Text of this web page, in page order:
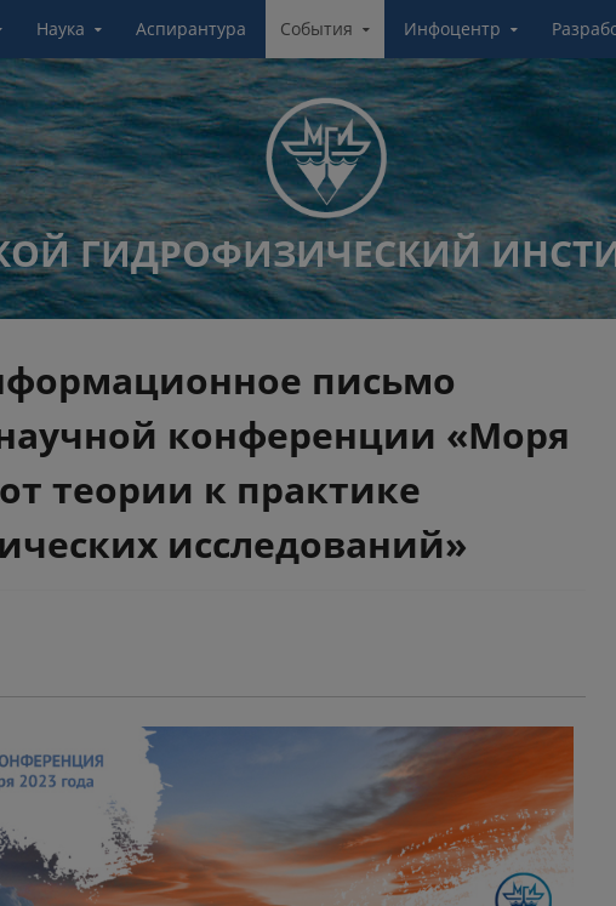
Наука Аспирантура События Инфоцентр
ГИДРОФИЗИЧЕСКИЙ
письмо
конференции «Моря
теории к практике
исследований»